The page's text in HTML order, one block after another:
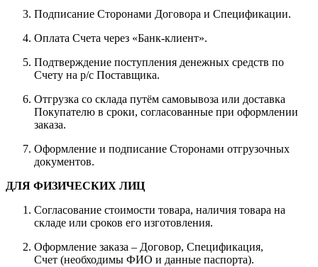
Подписание Сторонами Договора и Спецификации.
Оплата Счета через «Банк-клиент».
Подтверждение поступления денежных средств по
Счету на р/с Поставщика.
Отгрузка со склада путём самовывоза или доставка
Покупателю в сроки, согласованные при оформлении
заказа.
Оформление и подписание Сторонами отгрузочных
документов.
ДЛЯ ФИЗИЧЕСКИХ ЛИЦ
Согласование стоимости товара, наличия товара на
складе или сроков его изготовления.
Оформление заказа – Договор, Спецификация,
Счет (необходимы ФИО и данные паспорта).